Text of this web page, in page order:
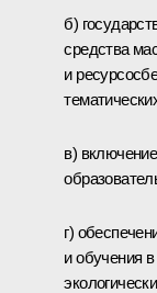
б)
средства
и
в)
г)
и обучения